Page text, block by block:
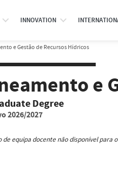
INNOVATION
e Gestão de Recursos Hídricos
e
Degree
2026/2027
de equipa docente não disponível para